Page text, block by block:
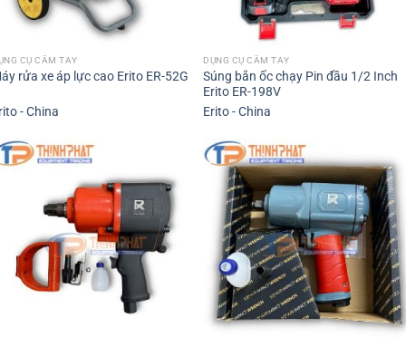
CỤ CẦM TAY
rửa xe áp lực cao Erito ER-52G
- China
DỤNG CỤ CẦM TAY
Súng bắn ốc chạy Pin đầu 1/2 Inch
Erito ER-198V
Erito - China